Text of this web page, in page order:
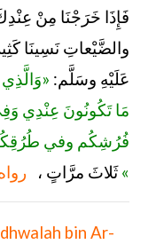
فَإِذَا خَرَجْنَا مِنْ عِنْدِكَ
والضَّيْعاتِ نَسِينَا
عَلَيْهِ وسَلَّم:
مَا تَكُونُونَ عِنْدِي
فُرُشِكُم وفي
»ثَلاثَ مرَّاتٍ ،
bin Ar-